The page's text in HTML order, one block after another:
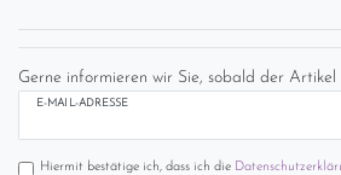
Gerne informieren wir Sie, sobald der
E-MAIL-ADRESSE
Hiermit bestätige ich, dass ich die